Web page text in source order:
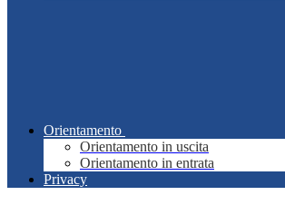
Orientamento
Orientamento in uscita
Orientamento in entrata
Privacy